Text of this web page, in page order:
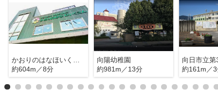
約604m／8分
向陽幼稚園
約981m／13分
向日市立
約161m／